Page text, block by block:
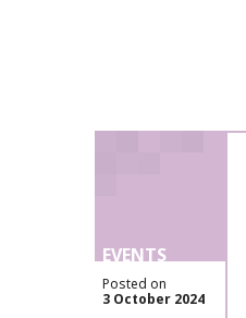
EVENTS
Posted on
3 October 2024